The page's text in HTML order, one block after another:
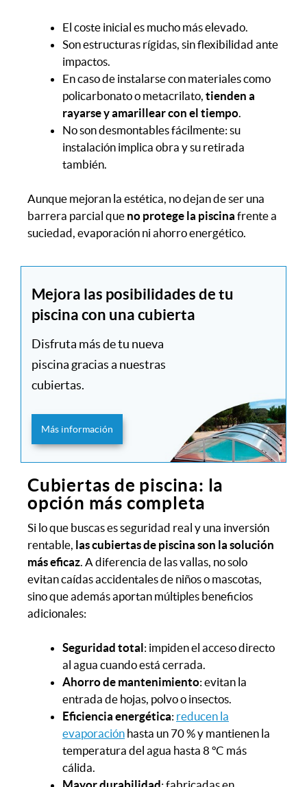
El coste inicial es mucho más elevado.
Son estructuras rígidas, sin flexibilidad ante
impactos.
En caso de instalarse con materiales como
policarbonato o metacrilato, tienden a
rayarse y amarillear con el tiempo
No son desmontables fácilmente: su
instalación implica obra y su retirada
también.
Aunque mejoran la estética, no dejan de ser una
barrera parcial que no protege la piscina frente a
suciedad, evaporación ni ahorro energético.
Mejora las posibilidades de tu
piscina con una cubierta
Disfruta más de tu nueva
piscina gracias a nuestras
cubiertas.
Más información
Cubiertas de piscina: la
opción más completa
Si lo que buscas es seguridad real y una inversión
rentable, las cubiertas de piscina son la solución
más eficaz . A diferencia de las vallas, no solo
evitan caídas accidentales de niños o mascotas,
sino que además aportan múltiples beneficios
adicionales:
Seguridad total: impiden el acceso directo
al agua cuando está cerrada.
Ahorro de mantenimiento: evitan la
entrada de hojas, polvo o insectos.
Eficiencia energética: reducen la
evaporación hasta un 70 % y mantienen la
temperatura del agua hasta 8 ºC más
cálida.